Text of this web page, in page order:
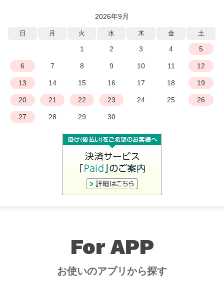
2026年9月
日 月 火 水 木 金 土
1 2 3 4 5
6 7 8 9 10 11 12
13 14 15 16 17 18 19
20 21 22 23 24 25 26
27 28 29 30
For APP
お使いのアプリから探す